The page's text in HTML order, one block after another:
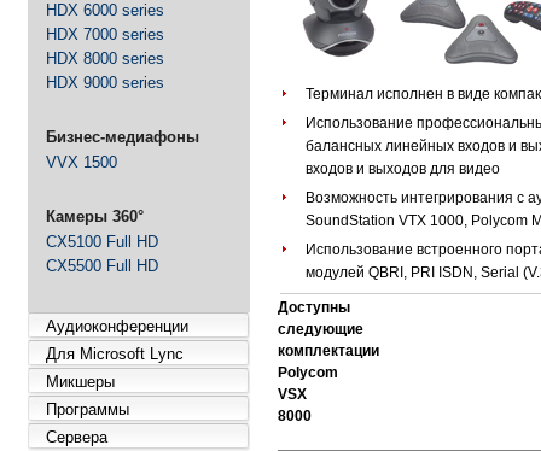
HDX 6000 series
HDX 7000 series
HDX 8000 series
HDX 9000 series
Бизнес-медиафоны
VVX 1500
Камеры 360°
CX5100 Full HD
CX5500 Full HD
Аудиоконференции
Для Microsoft Lync
Микшеры
Программы
Сервера
Терминал исполнен в виде
Использование
балансных линейных входов и
входов и выходов для видео
Возможность интегрирования с
SoundStation VTX 1000, Polycom
Использование встроенного
модулей QBRI, PRI ISDN, Serial
Доступны
следующие
комплектации
Polycom
VSX
8000